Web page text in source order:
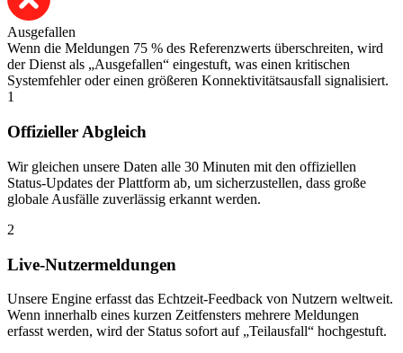
Ausgefallen
Wenn die Meldungen 75 % des Referenzwerts überschreiten, wird
der Dienst als „Ausgefallen“ eingestuft, was einen kritischen
Systemfehler oder einen größeren Konnektivitätsausfall signalisiert.
1
Offizieller Abgleich
Wir gleichen unsere Daten alle 30 Minuten mit den offiziellen
Status-Updates der Plattform ab, um sicherzustellen, dass große
globale Ausfälle zuverlässig erkannt werden.
2
Live-Nutzermeldungen
Unsere Engine erfasst das Echtzeit-Feedback von Nutzern weltweit.
Wenn innerhalb eines kurzen Zeitfensters mehrere Meldungen
erfasst werden, wird der Status sofort auf „Teilausfall“ hochgestuft.